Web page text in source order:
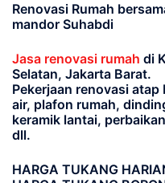
Renovasi Rumah
mandor Suhabdi
Jasa renovasi rumah di
Selatan, Jakarta Barat.
Pekerjaan renovasi
air, plafon rumah,
keramik lantai,
dll.
HARGA TUKANG